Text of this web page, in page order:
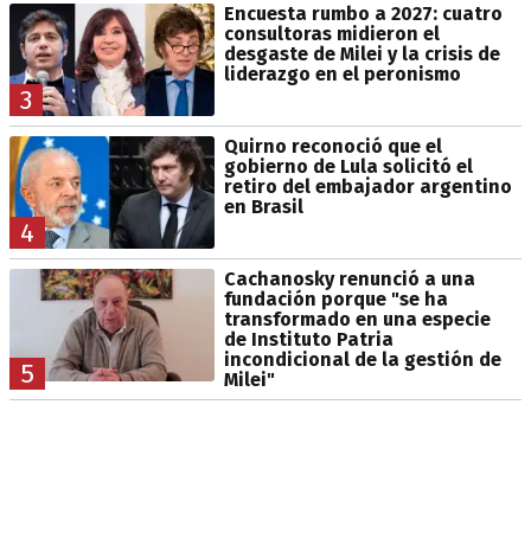
3
Encuesta rumbo a 2027: cuatro
consultoras midieron el
desgaste de Milei y la crisis de
liderazgo en el peronismo
4
Quirno reconoció que el
gobierno de Lula solicitó el
retiro del embajador argentino
en Brasil
5
Cachanosky renunció a una
fundación porque "se ha
transformado en una especie
de Instituto Patria
incondicional de la gestión de
Milei"